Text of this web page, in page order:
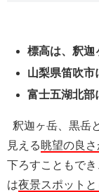
標高は、釈迦
山梨県笛吹市
富士五湖北部
釈迦ヶ岳、黒岳
見える 眺望の良さ
下ろすこともで
は夜景スポットと